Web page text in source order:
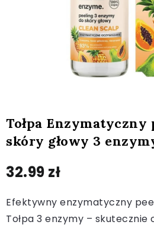
Tołpa Enzymatyczny
skóry głowy 3
32.99 zł
Efektywny enzymatyczny
Tołpa 3 enzymy – skutecznie